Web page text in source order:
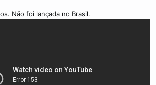
Não foi lançada no Brasil.​